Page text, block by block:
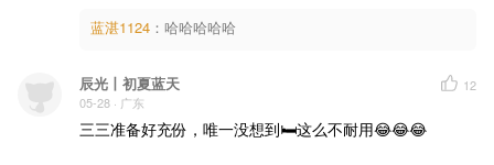
蓝湛1124 ： 哈哈哈哈哈
辰光丨初夏蓝天
05-28 · 广东
12
三三准备好充份，唯一没想到🛏这么不耐用😂😂😂